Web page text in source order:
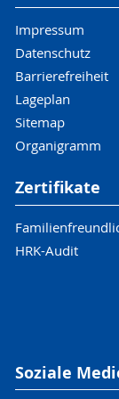
und
als auch
Impressum
Datenschutz
Barrierefreiheit
Lageplan
Sitemap
Organigramm
Zertifikate
HRK-Audit
Soziale